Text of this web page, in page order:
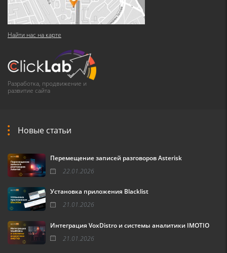
Найти нас на карте
Разработка, продвижение и
развитие сайта
Новые статьи
Перемещение записей разговоров Asterisk
22.01.2026
Установка приложения Blacklist
21.01.2026
Интеграция VoxDistro и системы аналитики IMOTIO
21.01.2026